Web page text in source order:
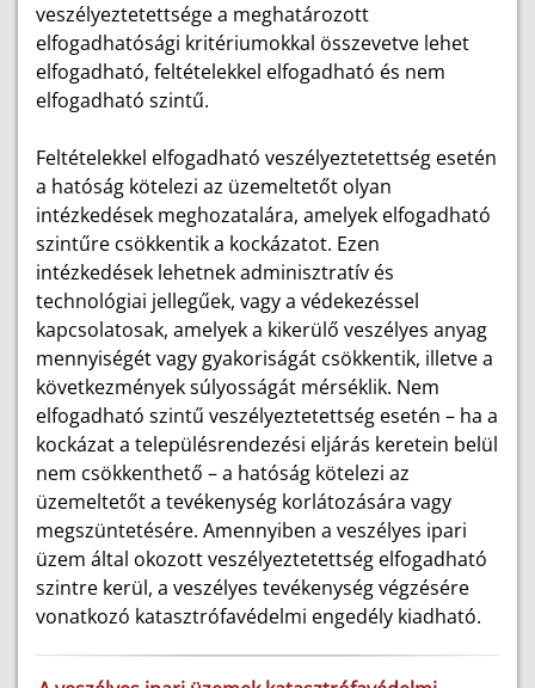
veszélyeztetettsége a meghatározott
elfogadhatósági kritériumokkal összevetve lehet
elfogadható, feltételekkel elfogadható és nem
elfogadható szintű.
Feltételekkel elfogadható veszélyeztetettség esetén
a hatóság kötelezi az üzemeltetőt olyan
intézkedések meghozatalára, amelyek elfogadható
szintűre csökkentik a kockázatot. Ezen
intézkedések lehetnek adminisztratív és
technológiai jellegűek, vagy a védekezéssel
kapcsolatosak, amelyek a kikerülő veszélyes anyag
mennyiségét vagy gyakoriságát csökkentik, illetve a
következmények súlyosságát mérséklik. Nem
elfogadható szintű veszélyeztetettség esetén – ha a
kockázat a településrendezési eljárás keretein belül
nem csökkenthető – a hatóság kötelezi az
üzemeltetőt a tevékenység korlátozására vagy
megszüntetésére. Amennyiben a veszélyes ipari
üzem által okozott veszélyeztetettség elfogadható
szintre kerül, a veszélyes tevékenység végzésére
vonatkozó katasztrófavédelmi engedély kiadható.